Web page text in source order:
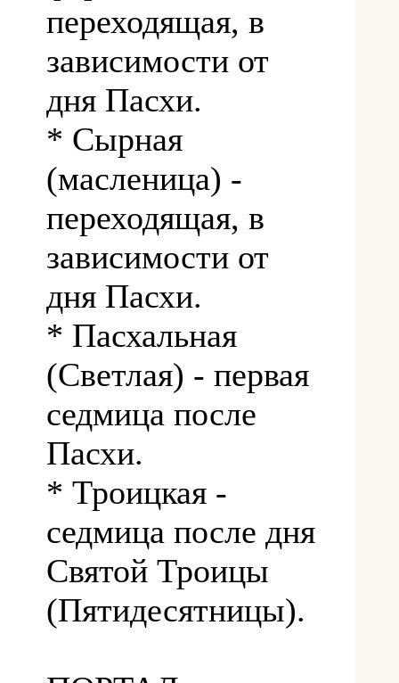
переходящая, в
зависимости от
дня Пасхи.
* Сырная
(масленица) -
переходящая, в
зависимости от
дня Пасхи.
* Пасхальная
(Светлая) - первая
седмица после
Пасхи.
* Троицкая -
седмица после дня
Святой Троицы
(Пятидесятницы).